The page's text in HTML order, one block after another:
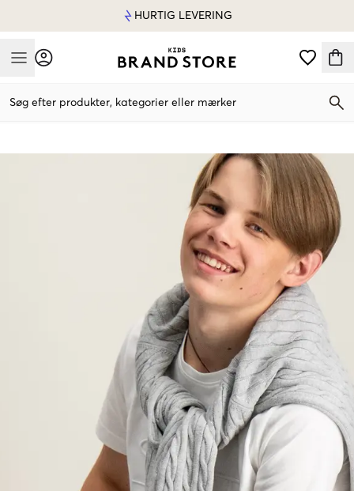
HURTIG LEVERING
Mobile Menu
Søg efter produkter, kategorier eller mærker